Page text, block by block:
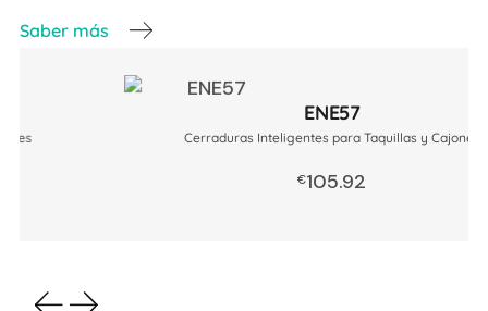
Saber más
Cerraduras Inteligentes para Taquillas y Cajones